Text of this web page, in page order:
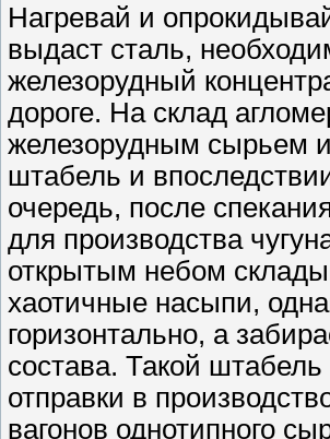
Нагревай и
выдаст сталь,
железорудный
дороге. На склад
железорудным сырьем
штабель и
очередь, после
для производства
открытым небом
хаотичные насыпи,
горизонтально, а
состава. Такой
отправки в
вагонов однотипного